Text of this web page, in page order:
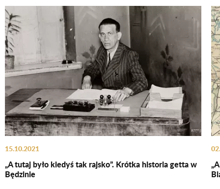
15.10.2021
„A tutaj było kiedyś tak rajsko”. Krótka historia getta w
Będzinie